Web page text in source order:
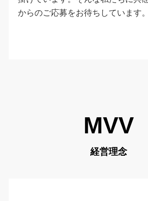
からのご応募をお待ちしています。
MVV
経営理念